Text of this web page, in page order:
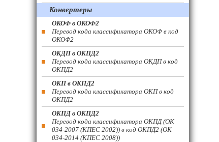
Конвертеры
ОКОФ в ОКОФ2
Перевод кода классификатора ОКОФ в код
ОКОФ2
ОКДП в ОКПД2
Перевод кода классификатора ОКДП в код
ОКПД2
ОКП в ОКПД2
Перевод кода классификатора ОКП в код
ОКПД2
ОКПД в ОКПД2
Перевод кода классификатора ОКПД (ОК
034-2007 (КПЕС 2002)) в код ОКПД2 (ОК
034-2014 (КПЕС 2008))